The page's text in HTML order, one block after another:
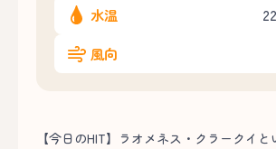
水温
風向
【今日のHIT】ラオメネス・クラークイ